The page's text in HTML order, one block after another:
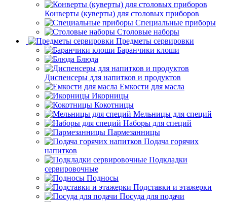
Конверты (куверты) для столовых приборов
Специальные приборы
Столовые наборы
Предметы сервировки
Баранчики клоши
Блюда
Диспенсеры для напитков и продуктов
Емкости для масла
Икорницы
Кокотницы
Мельницы для специй
Наборы для специй
Пармезанницы
Подача горячих
напитков
Подкладки
сервировочные
Подносы
Подставки и этажерки
Посуда для подачи